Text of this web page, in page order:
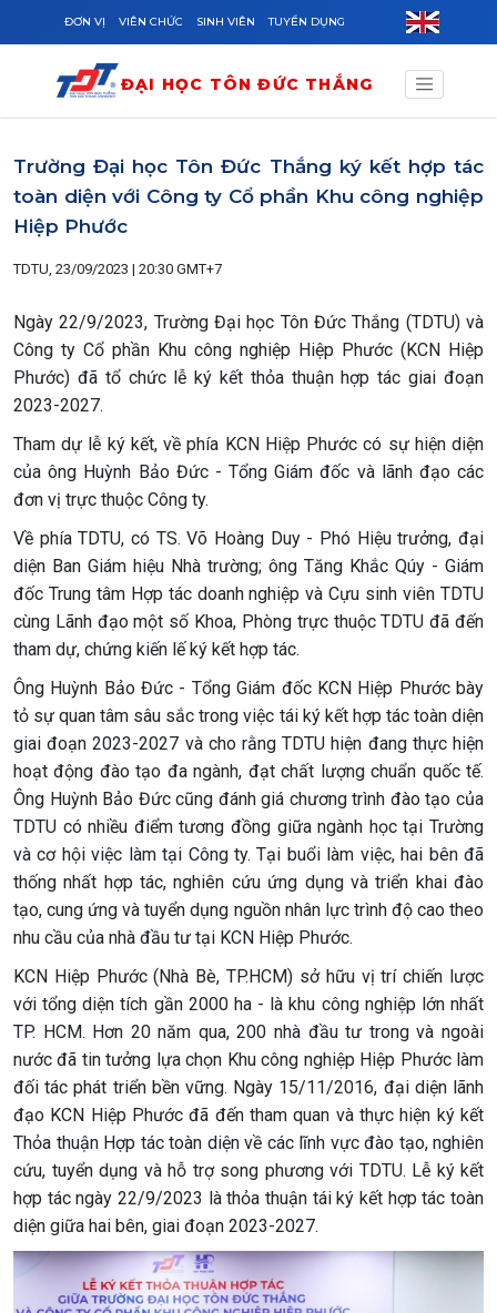
Skip to main content
ĐƠN VỊ VIÊN CHỨC SINH VIÊN TUYỂN DỤNG
ĐẠI HỌC TÔN ĐỨC THẮNG
Trường Đại học Tôn Đức Thắng ký kết hợp tác
toàn diện với Công ty Cổ phần Khu công nghiệp
Hiệp Phước
TDTU, 23/09/2023 | 20:30 GMT+7
Ngày 22/9/2023, Trường Đại học Tôn Đức Thắng (TDTU) và
Công ty Cổ phần Khu công nghiệp Hiệp Phước (KCN Hiệp
Phước) đã tổ chức lễ ký kết thỏa thuận hợp tác giai đoạn
2023-2027.
Tham dự lễ ký kết, về phía KCN Hiệp Phước có sự hiện diện
của ông Huỳnh Bảo Đức - Tổng Giám đốc và lãnh đạo các
đơn vị trực thuộc Công ty.
Về phía TDTU, có TS. Võ Hoàng Duy - Phó Hiệu trưởng, đại
diện Ban Giám hiệu Nhà trường; ông Tăng Khắc Qúy - Giám
đốc Trung tâm Hợp tác doanh nghiệp và Cựu sinh viên TDTU
cùng Lãnh đạo một số Khoa, Phòng trực thuộc TDTU đã đến
tham dự, chứng kiến lế ký kết hợp tác.
Ông Huỳnh Bảo Đức - Tổng Giám đốc KCN Hiệp Phước bày
tỏ sự quan tâm sâu sắc trong việc tái ký kết hợp tác toàn diện
giai đoạn 2023-2027 và cho rằng TDTU hiện đang thực hiện
hoạt động đào tạo đa ngành, đạt chất lượng chuẩn quốc tế.
Ông Huỳnh Bảo Đức cũng đánh giá chương trình đào tạo của
TDTU có nhiều điểm tương đồng giữa ngành học tại Trường
và cơ hội việc làm tại Công ty. Tại buổi làm việc, hai bên đã
thống nhất hợp tác, nghiên cứu ứng dụng và triển khai đào
tạo, cung ứng và tuyển dụng nguồn nhân lực trình độ cao theo
nhu cầu của nhà đầu tư tại KCN Hiệp Phước.
KCN Hiệp Phước (Nhà Bè, TP.HCM) sở hữu vị trí chiến lược
với tổng diện tích gần 2000 ha - là khu công nghiệp lớn nhất
TP. HCM. Hơn 20 năm qua, 200 nhà đầu tư trong và ngoài
nước đã tin tưởng lựa chọn Khu công nghiệp Hiệp Phước làm
đối tác phát triển bền vững. Ngày 15/11/2016, đại diện lãnh
đạo KCN Hiệp Phước đã đến tham quan và thực hiện ký kết
Thỏa thuận Hợp tác toàn diện về các lĩnh vực đào tạo, nghiên
cứu, tuyển dụng và hỗ trợ song phương với TDTU. Lễ ký kết
hợp tác ngày 22/9/2023 là thỏa thuận tái ký kết hợp tác toàn
diện giữa hai bên, giai đoạn 2023-2027.